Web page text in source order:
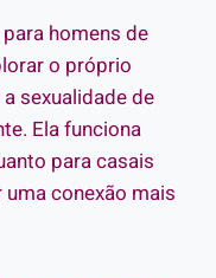
homens de
o próprio
sexualidade de
Ela funciona
para casais
conexão mais